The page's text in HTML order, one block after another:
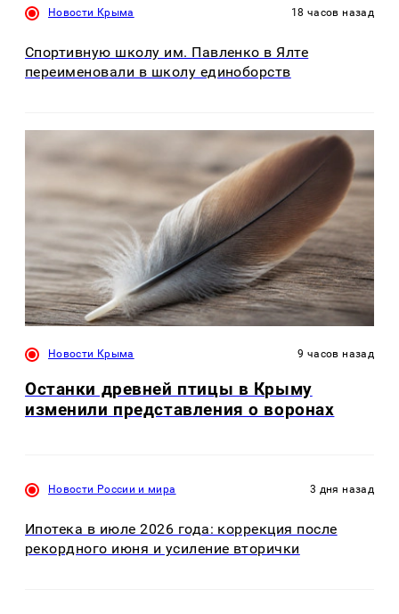
Новости Крыма 18 часов назад
Спортивную школу им. Павленко в Ялте
переименовали в школу единоборств
Новости Крыма 9 часов назад
Останки древней птицы в Крыму
изменили представления о воронах
Новости России и мира 3 дня назад
Ипотека в июле 2026 года: коррекция после
рекордного июня и усиление вторички